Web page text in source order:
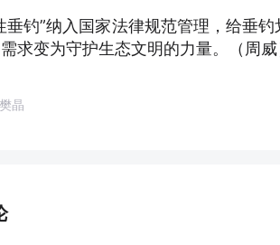
垂钓”纳入国家法律规范管理，给垂
求变为守护生态文明的力量。（周
晶